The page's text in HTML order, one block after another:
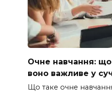
Очне навчання: що
воно важливе у
Що таке очне